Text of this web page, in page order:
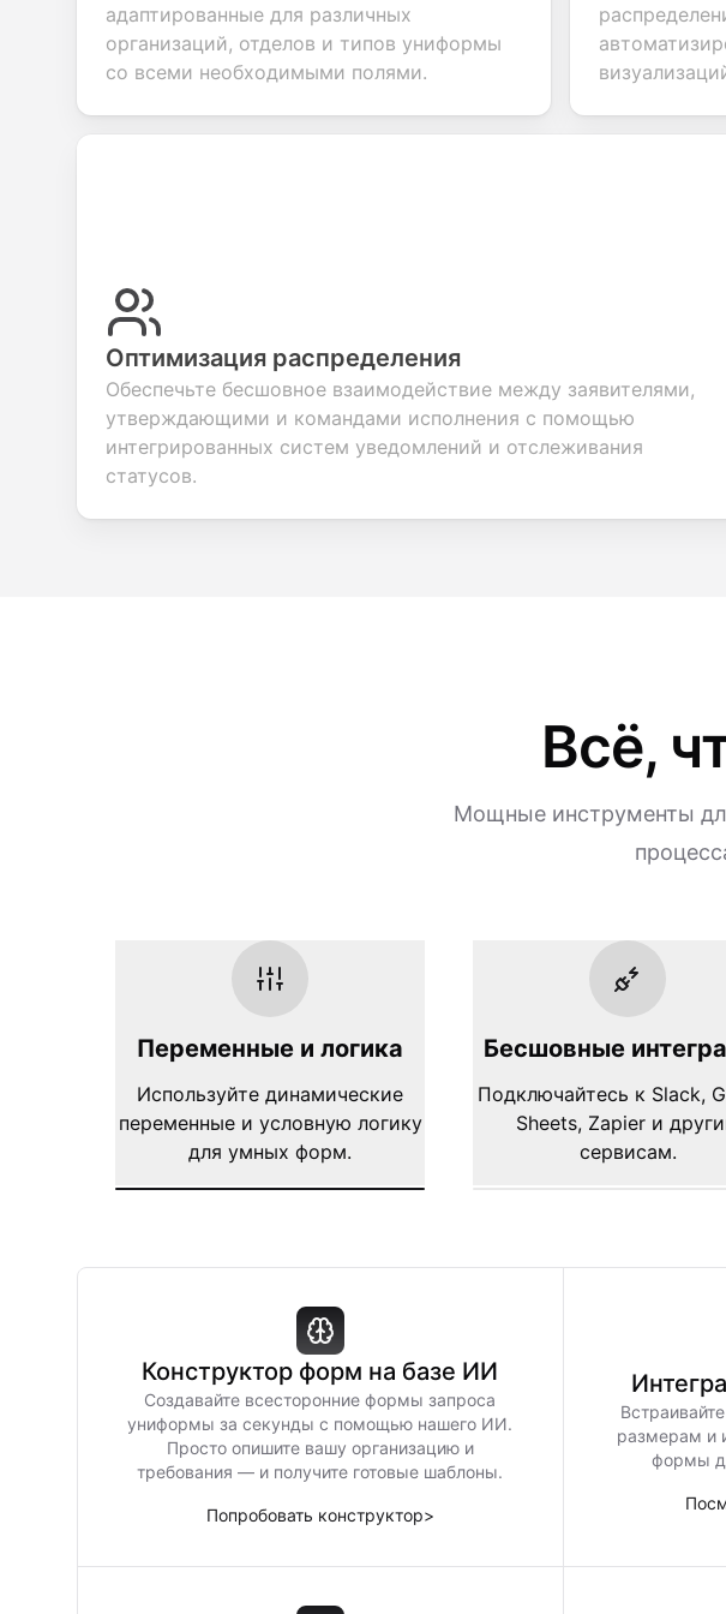
your products or
account
creation.
transactions.
candidate
inquiries
feedback.
адаптированные для различных
организаций, отделов и типов униформы
со всеми необходимыми полями.
Оптимизация распределения
Обеспечьте бесшовное взаимодействие между заявителями,
утверждающими и командами исполнения с помощью
интегрированных систем уведомлений и отслеживания
статусов.
Всё,
Мощные инструменты
Переменные и логика
Используйте динамические
переменные и условную логику
для умных форм.
Бесшовные
Подключайтесь к Slack,
Sheets, Zapier и
сервисам.
Конструктор форм на базе ИИ
Создавайте всесторонние формы запроса
униформы за секунды с помощью нашего ИИ.
Просто опишите вашу организацию и
требования — и получите готовые шаблоны.
Попробовать конструктор>
размерам и
формы